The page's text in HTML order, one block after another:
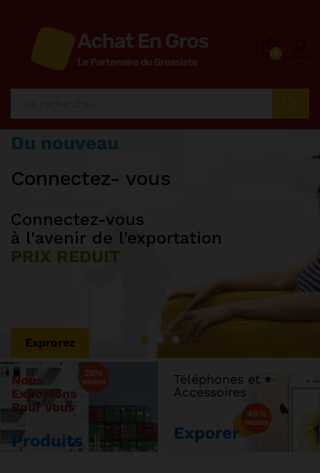
0
Du nouveau
Connectez- vous
Connectez-vous
à l'avenir de l'exportation
PRIX REDUIT
Exprorez
Machines
PRIX DE GROS
Des produits ttc
AUTO ET MOTO
Facilité de
dédouanement
Nous
Exportons
Pour vous
Produits
20%
moins
Téléphones et
Accessoires
Exporer
40%
moins